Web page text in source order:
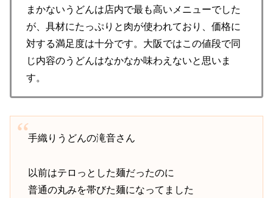
まかないうどんは店内で最も高いメニューでした
が、具材にたっぷりと肉が使われており、価格に
対する満足度は十分です。大阪ではこの値段で同
じ内容のうどんはなかなか味わえないと思いま
す。
手織りうどんの滝音さん
以前はテロっとした麺だったのに
普通の丸みを帯びた麺になってました